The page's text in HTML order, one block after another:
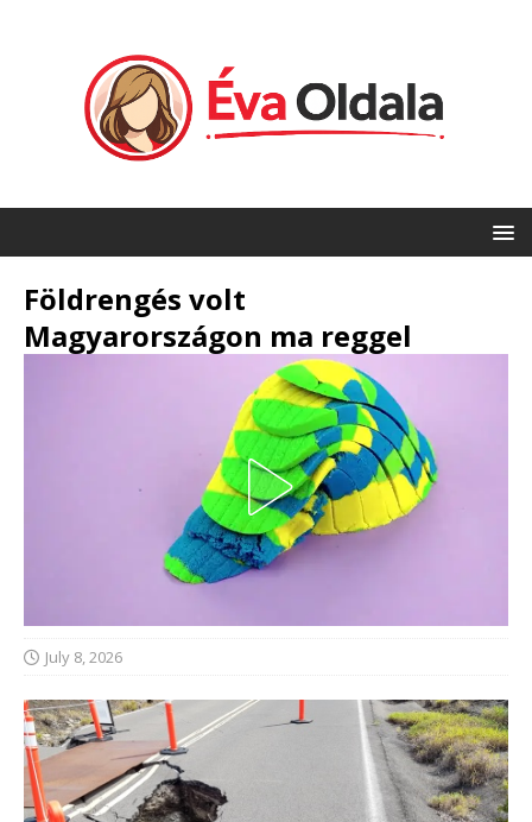
Földrengés volt
Magyarországon ma reggel
July 8, 2026